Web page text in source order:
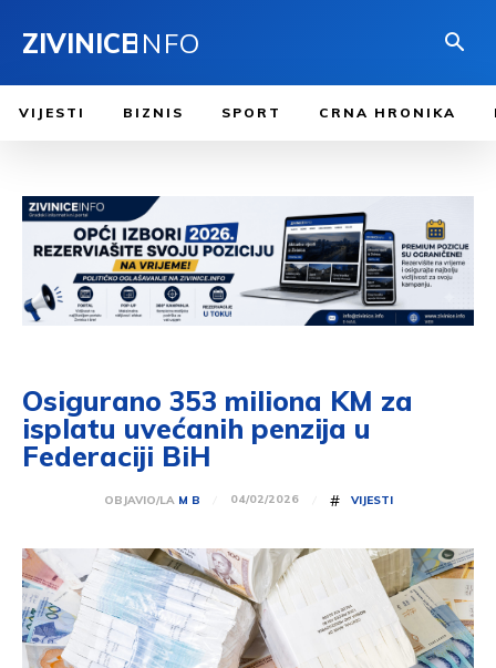
ZIVINICEINFO
VIJESTI BIZNIS SPORT CRNA HRONIKA
Osigurano 353 miliona KM za
isplatu uvećanih penzija u
Federaciji BiH
OBJAVIO/LA M B 04/02/2026 # VIJESTI